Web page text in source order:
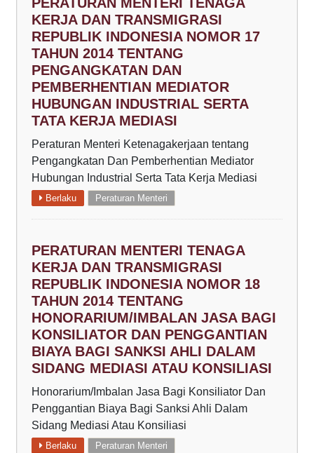
KERJA DAN TRANSMIGRASI
REPUBLIK INDONESIA NOMOR 17
TAHUN 2014 TENTANG
PENGANGKATAN DAN
PEMBERHENTIAN MEDIATOR
HUBUNGAN INDUSTRIAL SERTA
TATA KERJA MEDIASI
Peraturan Menteri Ketenagakerjaan tentang
Pengangkatan Dan Pemberhentian Mediator
Hubungan Industrial Serta Tata Kerja Mediasi
Berlaku Peraturan Menteri
PERATURAN MENTERI TENAGA
KERJA DAN TRANSMIGRASI
REPUBLIK INDONESIA NOMOR 18
TAHUN 2014 TENTANG
HONORARIUM/IMBALAN JASA BAGI
KONSILIATOR DAN PENGGANTIAN
BIAYA BAGI SANKSI AHLI DALAM
SIDANG MEDIASI ATAU KONSILIASI
Honorarium/Imbalan Jasa Bagi Konsiliator Dan
Penggantian Biaya Bagi Sanksi Ahli Dalam
Sidang Mediasi Atau Konsiliasi
Berlaku Peraturan Menteri